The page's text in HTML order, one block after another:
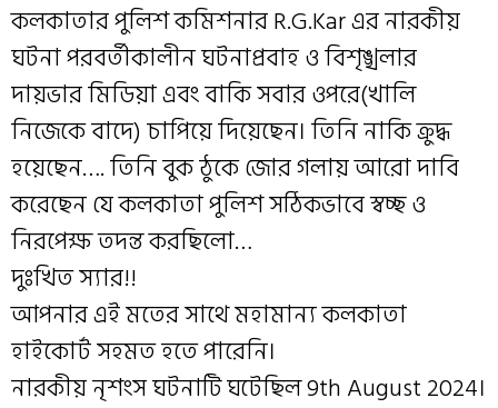
কলকাতার পুলিশ কমিশনার R.G.Kar এর নারকীয়
ঘটনা পরবর্তীকালীন ঘটনাপ্রবাহ ও বিশৃঙ্খলার
দায়ভার মিডিয়া এবং বাকি সবার ওপরে(খালি
নিজেকে বাদে) চাপিয়ে দিয়েছেন। তিনি নাকি ক্রুদ্ধ
হয়েছেন…. তিনি বুক ঠুকে জোর গলায় আরো দাবি
করেছেন যে কলকাতা পুলিশ সঠিকভাবে স্বচ্ছ ও
নিরপেক্ষ তদন্ত করছিলো…
দুঃখিত স্যার!!
আপনার এই মতের সাথে মহামান্য কলকাতা
হাইকোর্ট সহমত হতে পারেনি।
নারকীয় নৃশংস ঘটনাটি ঘটেছিল 9th August 2024।